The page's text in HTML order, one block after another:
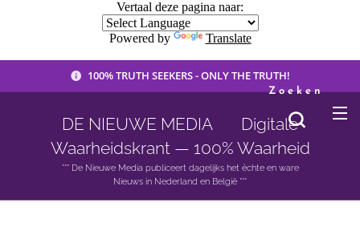
Vertaal deze pagina naar:
Powered by Translate
100% TRUTH SEEKERS - ONLY THE TRUTH!
DE NIEUWE MEDIA 🟣 Digitale
Waarheidskrant — 100% Waarheid
*** De Nieuwe Media publiceert dagelijks het èchte en ware
Nieuws in Nederland en België ***
Zoeken